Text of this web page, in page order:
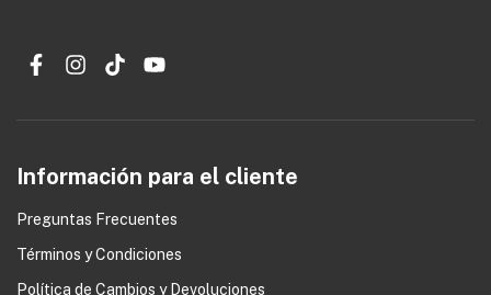
Información para el cliente
Preguntas Frecuentes
Términos y Condiciones
Política de Cambios y Devoluciones